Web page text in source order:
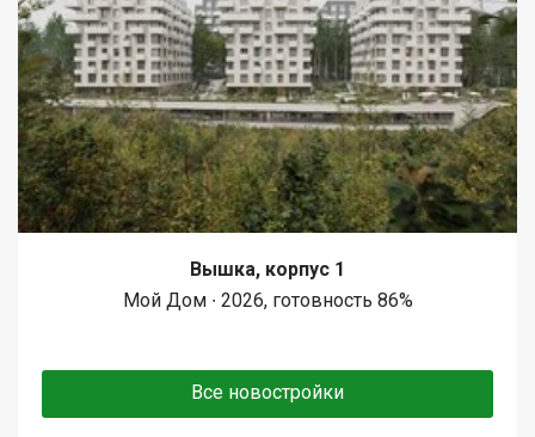
Вышка, корпус 1
Мой Дом ∙ 2026, готовность 86%
Все новостройки